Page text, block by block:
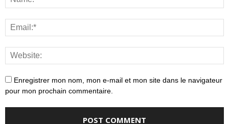
Enregistrer mon nom, mon e-mail et mon site dans le navigateur
pour mon prochain commentaire.